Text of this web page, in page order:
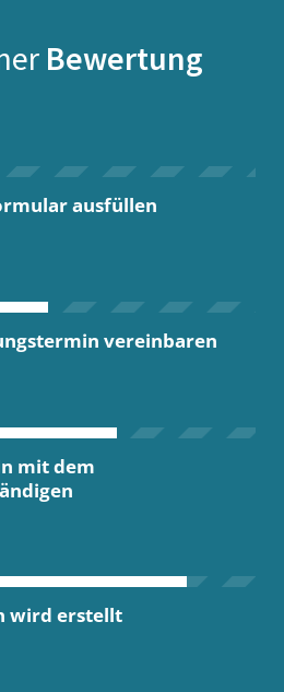
Bewertung
ausfüllen
vereinbaren
mit dem
wird erstellt